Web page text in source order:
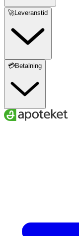
🚀Leveranstid
💳Betalning